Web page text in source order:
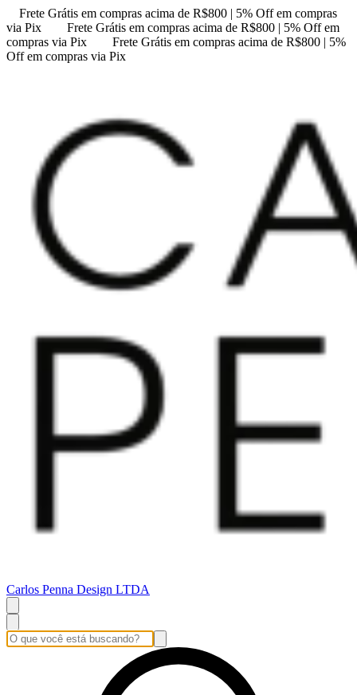
Frete Grátis em compras acima de R$800 | 5% Off em compras
via Pix
Frete Grátis em compras acima de R$800 | 5% Off em
compras via Pix
Frete Grátis em compras acima de R$800 | 5%
Off em compras via Pix
Carlos Penna Design LTDA